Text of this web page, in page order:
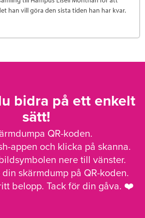
han vill göra den sista tiden han har kvar.
bidra på ett enkelt
sätt!
QR-koden.
appen och klicka på skanna.
nere till vänster.
skärmdump på QR-koden.
belopp. Tack för din gåva. ❤️